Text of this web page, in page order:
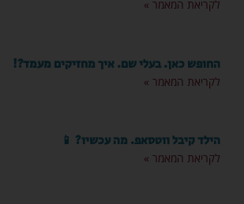
לקריאת המאמר »
החופש כאן. בעלי שם. איך מחזיקים מעמד?!
לקריאת המאמר »
הילד קיבל ווטסאפ. מה עכשיו? 📱
לקריאת המאמר »